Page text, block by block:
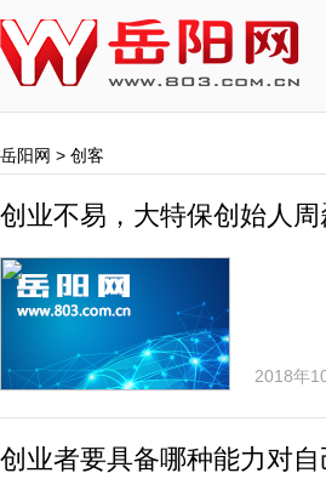
岳阳网 > 创客
创业不易，大特保创始人
2018年
创业者要具备哪种能力对自